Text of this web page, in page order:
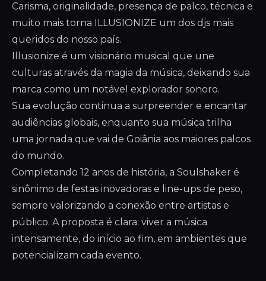
Carisma, originalidade, presença de palco, técnica e
muito mais torna ILLUSIONIZE um dos djs mais
queridos do nosso país.
Illusionize é um visionário musical que une
culturas através da magia da música, deixando sua
marca como um notável explorador sonoro.
Sua evolução continua a surpreender e encantar
audiências globais, enquanto sua música trilha
uma jornada que vai de Goiânia aos maiores palcos
do mundo.
Completando 12 anos de história, a Soulshaker é
sinônimo de festas inovadoras e line-ups de peso,
sempre valorizando a conexão entre artistas e
público. A proposta é clara: viver a música
intensamente, do início ao fim, em ambientes que
potencializam cada evento.